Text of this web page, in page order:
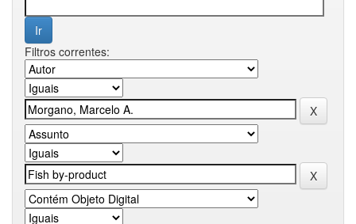
Filtros correntes: